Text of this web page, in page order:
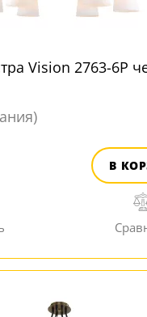
Vision 2763-6P
В